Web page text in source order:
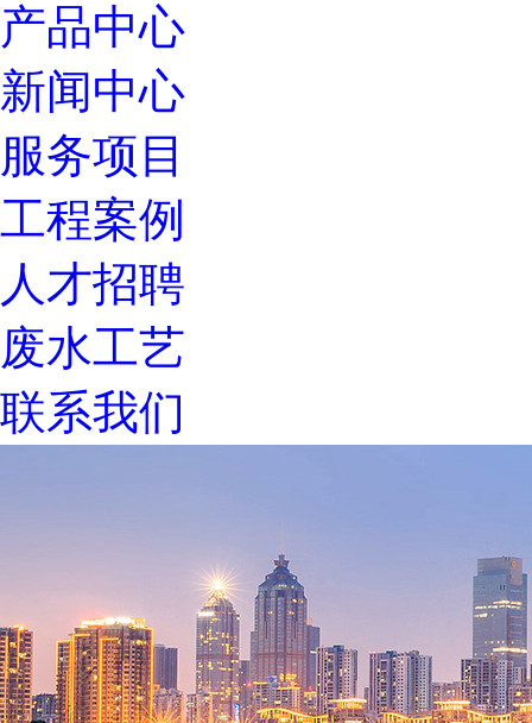
产品中心
新闻中心
服务项目
工程案例
人才招聘
废水工艺
联系我们